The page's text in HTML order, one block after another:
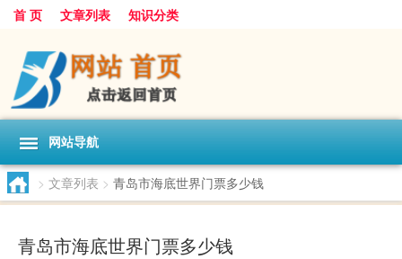
首 页 文章列表 知识分类
网站导航
> 文章列表 > 青岛市海底世界门票多少钱
青岛市海底世界门票多少钱